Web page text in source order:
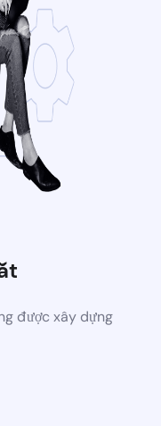
được xây dựng